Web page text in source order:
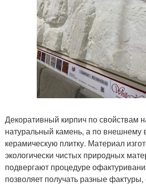
Декоративный кирпич по свойствам
натуральный камень, а по внешнему
керамическую плитку. Материал
экологически чистых природных
подвергают процедуре
позволяет получать разные фактуры,